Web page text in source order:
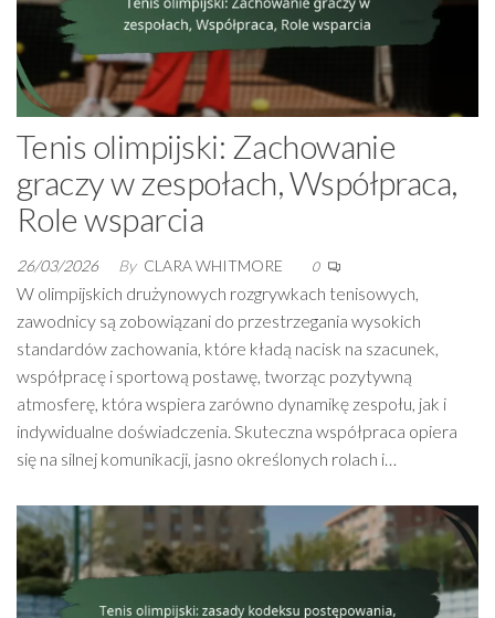
Tenis olimpijski: Zachowanie
graczy w zespołach, Współpraca,
Role wsparcia
26/03/2026 By CLARA WHITMORE 0
W olimpijskich drużynowych rozgrywkach tenisowych,
zawodnicy są zobowiązani do przestrzegania wysokich
standardów zachowania, które kładą nacisk na szacunek,
współpracę i sportową postawę, tworząc pozytywną
atmosferę, która wspiera zarówno dynamikę zespołu, jak i
indywidualne doświadczenia. Skuteczna współpraca opiera
się na silnej komunikacji, jasno określonych rolach i…